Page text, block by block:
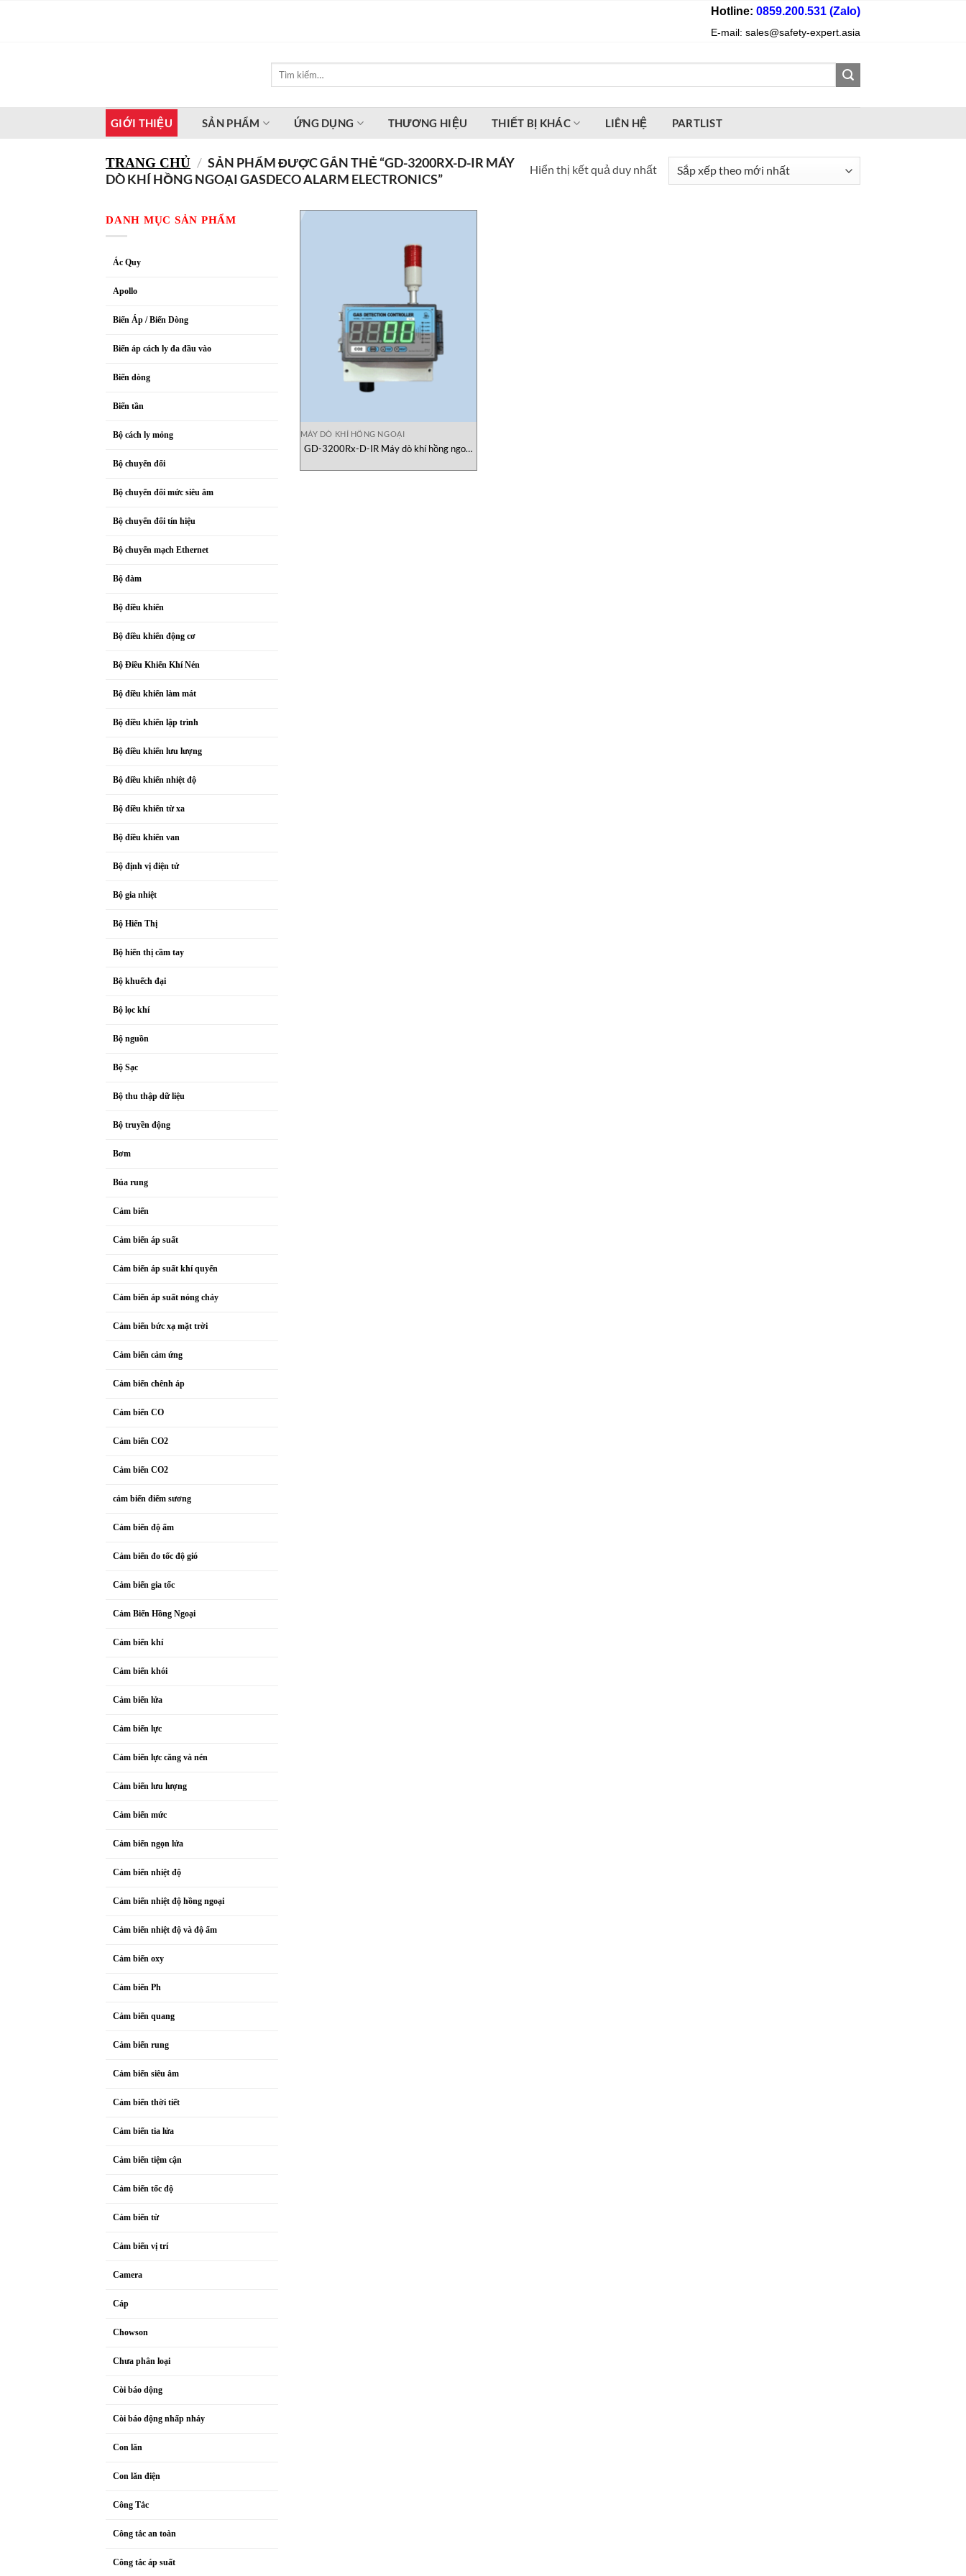
Hotline: 0859.200.531 (Zalo)
E-mail: sales@safety-expert.asia
GIỚI THIỆU SẢN PHẨM ỨNG DỤNG THƯƠNG HIỆU THIẾT BỊ KHÁC LIÊN HỆ PARTLIST
TRANG CHỦ / SẢN PHẨM ĐƯỢC GẮN THẺ “GD-3200RX-D-IR MÁY
DÒ KHÍ HỒNG NGOẠI GASDECO ALARM ELECTRONICS”
Hiển thị kết quả duy nhất
DANH MỤC SẢN PHẨM
Ác Quy
Apollo
Biến Áp / Biến Dòng
Biến áp cách ly đa đầu vào
Biến dòng
Biến tần
Bộ cách ly mỏng
Bộ chuyển đổi
Bộ chuyển đổi mức siêu âm
Bộ chuyển đổi tín hiệu
Bộ chuyển mạch Ethernet
Bộ đàm
Bộ điều khiển
Bộ điều khiển động cơ
Bộ Điều Khiển Khí Nén
Bộ điều khiển làm mát
Bộ điều khiển lập trình
Bộ điều khiển lưu lượng
Bộ điều khiển nhiệt độ
Bộ điều khiển từ xa
Bộ điều khiển van
Bộ định vị điện tử
Bộ gia nhiệt
Bộ Hiển Thị
Bộ hiển thị cầm tay
Bộ khuếch đại
Bộ lọc khí
Bộ nguồn
Bộ Sạc
Bộ thu thập dữ liệu
Bộ truyền động
Bơm
Búa rung
Cảm biến
Cảm biến áp suất
Cảm biến áp suất khí quyển
Cảm biến áp suất nóng chảy
Cảm biến bức xạ mặt trời
Cảm biến cảm ứng
Cảm biến chênh áp
Cảm biến CO
Cảm biến CO2
Cảm biến CO2
cảm biến điểm sương
Cảm biến độ ẩm
Cảm biến đo tốc độ gió
Cảm biến gia tốc
Cảm Biến Hồng Ngoại
Cảm biến khí
Cảm biến khói
Cảm biến lửa
Cảm biến lực
Cảm biến lực căng và nén
Cảm biến lưu lượng
Cảm biến mức
Cảm biến ngọn lửa
Cảm biến nhiệt độ
Cảm biến nhiệt độ hồng ngoại
Cảm biến nhiệt độ và độ ẩm
Cảm biến oxy
Cảm biến Ph
Cảm biến quang
Cảm biến rung
Cảm biến siêu âm
Cảm biến thời tiết
Cảm biến tia lửa
Cảm biến tiệm cận
Cảm biến tốc độ
Cảm biến từ
Cảm biến vị trí
Camera
Cáp
Chowson
Chưa phân loại
Còi báo dộng
Còi báo động nhấp nháy
Con lăn
Con lăn điện
Công Tắc
Công tắc an toàn
Công tắc áp suất
MÁY DÒ KHÍ HỒNG NGOẠI
GD-3200Rx-D-IR Máy dò khí hồng ngoại